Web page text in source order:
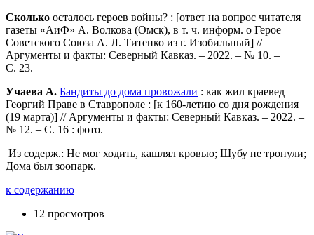
Сколько осталось героев войны? : [ответ на вопрос читателя
газеты «АиФ» А. Волкова (Омск), в т. ч. информ. о Герое
Советского Союза А. Л. Титенко из г. Изобильный] //
Аргументы и факты: Северный Кавказ. – 2022. – № 10. –
С. 23.
Учаева А. Бандиты до дома провожали : как жил краевед
Георгий Праве в Ставрополе : [к 160-летию со дня рождения
(19 марта)] // Аргументы и факты: Северный Кавказ. – 2022. –
№ 12. – С. 16 : фото.
Из содерж.: Не мог ходить, кашлял кровью; Шубу не тронули;
Дома был зоопарк.
к содержанию
12 просмотров